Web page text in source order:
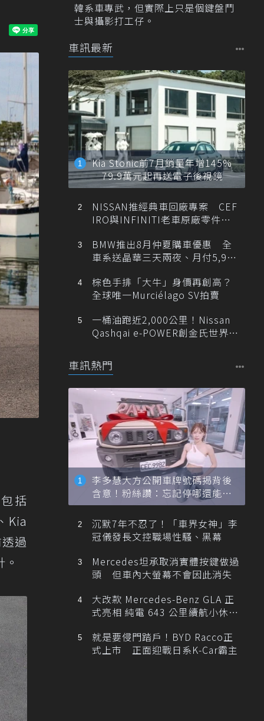
括
Kia
過
韓系車專武，但實際上只是個鍵盤鬥
士與攝影打工仔。
車訊最新
Kia Stonic前7月銷量年增145%
79.9萬元起再送電子後視鏡
NISSAN推經典車回廠專案 CEF
IRO與INFINITI老車原廠零件最
BMW推出8月仲夏購車優惠 全
車系送晶華三天兩夜、月付5,900
棕色手排「大牛」身價再創高？
全球唯一Murciélago SV拍賣
一桶油跑近2,000公里！Nissan
Qashqai e-POWER創金氏世界紀
車訊熱門
李多慧大方公開車牌號碼揭背後
含意！粉絲讚：忘記停哪還能幫
忙找車
沉默7年不忍了！「車界女神」李
冠儀發長文控職場性騷、黑幕
Mercedes坦承取消實體按鍵做過
頭 但車內大螢幕不會因此消失
大改款 Mercedes-Benz GLA 正
式亮相 純電 643 公里續航小休
就是要侵門踏戶！BYD Racco正
式上市 正面迎戰日系K-Car霸主